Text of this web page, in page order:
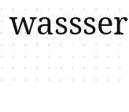
wassser